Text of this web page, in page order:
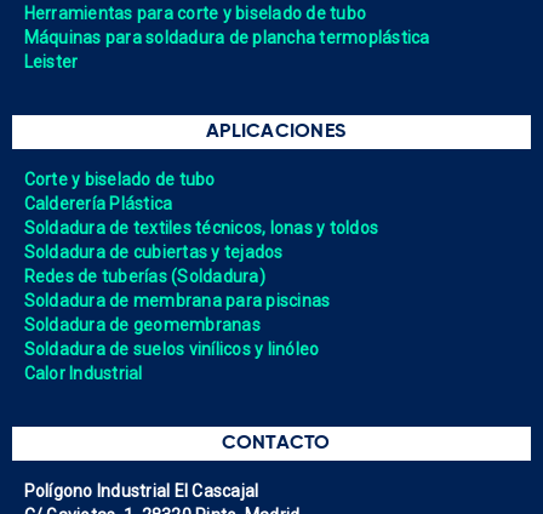
Herramientas para corte y biselado de tubo
Máquinas para soldadura de plancha termoplástica
Leister
APLICACIONES
Corte y biselado de tubo
Calderería Plástica
Soldadura de textiles técnicos, lonas y toldos
Soldadura de cubiertas y tejados
Redes de tuberías (Soldadura)
Soldadura de membrana para piscinas
Soldadura de geomembranas
Soldadura de suelos vinílicos y linóleo
Calor Industrial
CONTACTO
Polígono Industrial El Cascajal